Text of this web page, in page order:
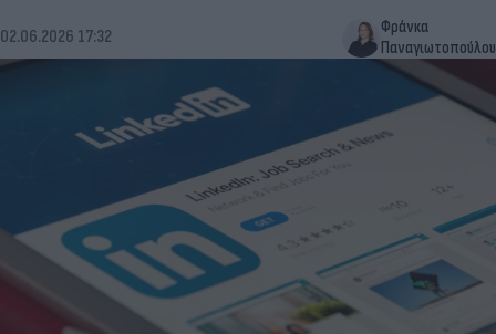
02.06.2026 17:32
Φράνκα
Παναγιωτοπούλου